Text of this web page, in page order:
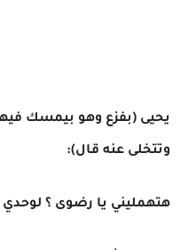
يحيى (بفزع وهو بيمسك
وتتخلى عنه قال):
هتهمليني يا رضوى ؟